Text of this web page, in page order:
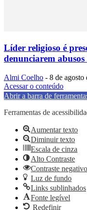
Líder religioso é
denunciarem abusos
Almi Coelho - 8 de agosto
Acessar o conteúdo
Abrir a barra de
Ferramentas de
Aumentar texto
Diminuir texto
Escala de cinza
Alto Contraste
Contraste negativo
Luz de fundo
Links sublinhados
Fonte legível
Redefinir